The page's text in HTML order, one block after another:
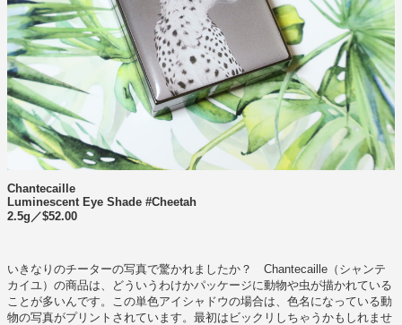
Chantecaille
Luminescent Eye Shade #Cheetah
2.5g／$52.00
いきなりのチーターの写真で驚かれましたか？ Chantecaille（シャンテ
カイユ）の商品は、どういうわけかパッケージに動物や虫が描かれている
ことが多いんです。この単色アイシャドウの場合は、色名になっている動
物の写真がプリントされています。最初はビックリしちゃうかもしれませ